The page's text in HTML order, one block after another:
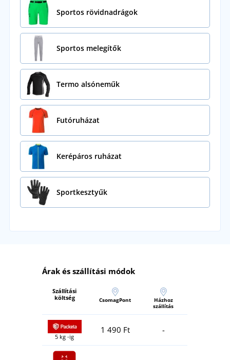
Sportos rövidnadrágok
Sportos melegítők
Termo alsóneműk
Futóruházat
Kerépáros ruházat
Sportkesztyűk
Árak és szállítási módok
Szállítási
költség
CsomagPont
Házhoz
szállítás
5 kg -ig
1 490 Ft -